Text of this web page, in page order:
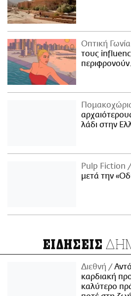
Οπτική Γωνία
τους
περιφρονούν.
λάδι στην
Pulp Fiction
μετά την
ΕΙΔΗΣΕΙΣ
Διεθνή
καρδιακή
καλύτερο